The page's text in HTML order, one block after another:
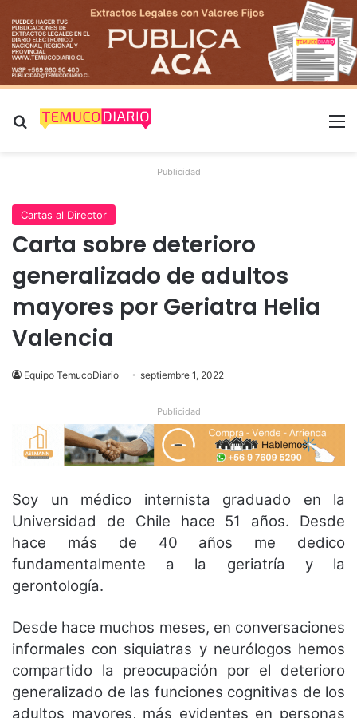
Buscar por
Publicidad
Cartas al Director
Carta sobre deterioro
generalizado de adultos
mayores por Geriatra Helia
Valencia
Equipo TemucoDiario septiembre 1, 2022
Publicidad
Soy un médico internista graduado en la
Universidad de Chile hace 51 años. Desde
hace más de 40 años me dedico
fundamentalmente a la geriatría y la
gerontología.
Desde hace muchos meses, en conversaciones
informales con siquiatras y neurólogos hemos
compartido la preocupación por el deterioro
generalizado de las funciones cognitivas de los
adultos mayores, más evidentes en personas